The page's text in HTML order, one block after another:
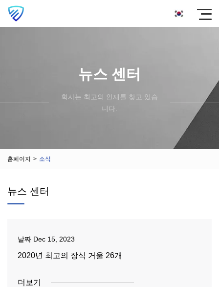
뉴스 센터
회사는 최고의 인재를 찾고 있습
니다.
홈페이지 > 소식
뉴스 센터
날짜 Dec 15, 2023
2020년 최고의 장식 거울 26개
더보기